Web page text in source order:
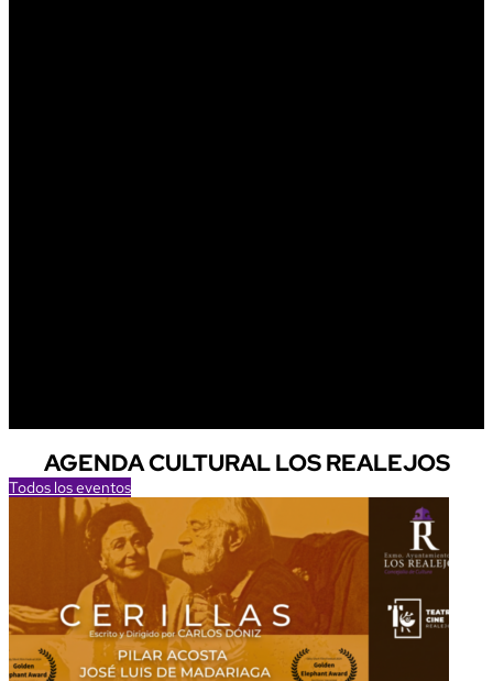
AGENDA CULTURAL LOS REALEJOS
Todos los eventos